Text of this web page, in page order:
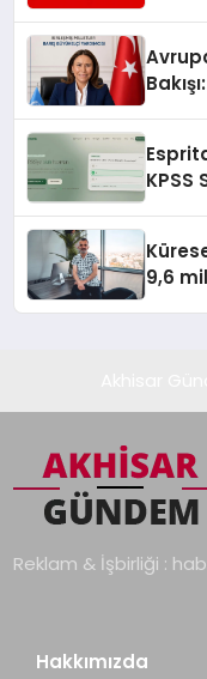
KPSS
9,6
Reklam & İşbirliği :
Hakkımızda